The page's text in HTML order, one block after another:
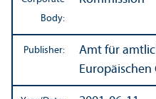
Body:
Publisher:
Amt für
Europäischen